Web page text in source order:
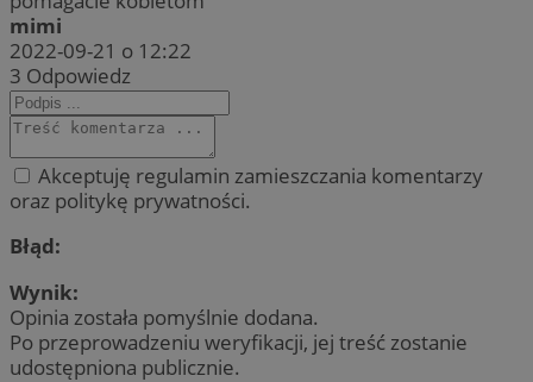
mimi
2022-09-21 o 12:22
3 Odpowiedz
Akceptuję regulamin zamieszczania komentarzy
oraz politykę prywatności.
Błąd:
Wynik:
Opinia została pomyślnie dodana.
Po przeprowadzeniu weryfikacji, jej treść zostanie
udostępniona publicznie.